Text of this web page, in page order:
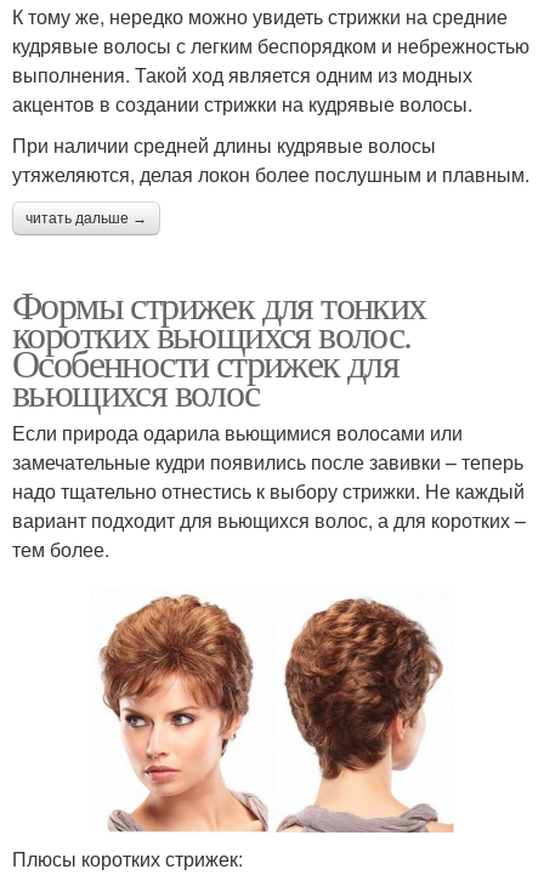
К тому же, нередко можно увидеть стрижки на средние
кудрявые волосы с легким беспорядком и небрежностью
выполнения. Такой ход является одним из модных
акцентов в создании стрижки на кудрявые волосы.
При наличии средней длины кудрявые волосы
утяжеляются, делая локон более послушным и плавным.
читать дальше →
Формы стрижек для тонких
коротких вьющихся волос.
Особенности стрижек для
вьющихся волос
Если природа одарила вьющимися волосами или
замечательные кудри появились после завивки – теперь
надо тщательно отнестись к выбору стрижки. Не каждый
вариант подходит для вьющихся волос, а для коротких –
тем более.
Плюсы коротких стрижек: